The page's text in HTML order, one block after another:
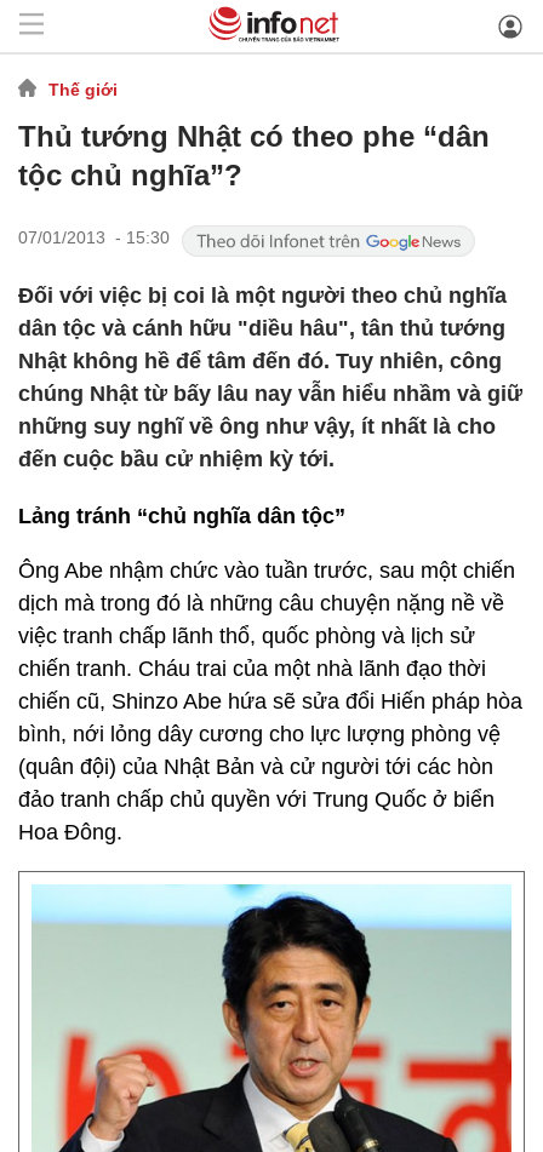
Thế giới
Thủ tướng Nhật có theo phe “dân
tộc chủ nghĩa”?
07/01/2013 - 15:30
Đối với việc bị coi là một người theo chủ nghĩa
dân tộc và cánh hữu "diều hâu", tân thủ tướng
Nhật không hề để tâm đến đó. Tuy nhiên, công
chúng Nhật từ bấy lâu nay vẫn hiểu nhầm và giữ
những suy nghĩ về ông như vậy, ít nhất là cho
đến cuộc bầu cử nhiệm kỳ tới.
Lảng tránh “chủ nghĩa dân tộc”
Ông Abe nhậm chức vào tuần trước, sau một chiến
dịch mà trong đó là những câu chuyện nặng nề về
việc tranh chấp lãnh thổ, quốc phòng và lịch sử
chiến tranh. Cháu trai của một nhà lãnh đạo thời
chiến cũ, Shinzo Abe hứa sẽ sửa đổi Hiến pháp hòa
bình, nới lỏng dây cương cho lực lượng phòng vệ
(quân đội) của Nhật Bản và cử người tới các hòn
đảo tranh chấp chủ quyền với Trung Quốc ở biển
Hoa Đông.